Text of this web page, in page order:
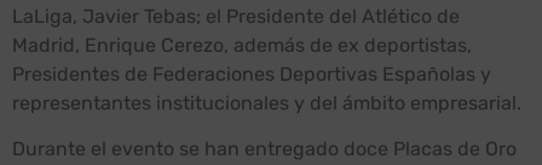
LaLiga, Javier Tebas; el Presidente del Atlético de
Madrid, Enrique Cerezo, además de ex deportistas,
Presidentes de Federaciones Deportivas Españolas y
representantes institucionales y del ámbito empresarial.
Durante el evento se han entregado doce Placas de Oro